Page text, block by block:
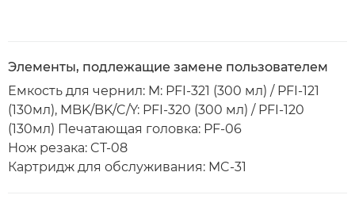
Элементы, подлежащие замене пользователем
Емкость для чернил: M: PFI-321 (300 мл) / PFI-121
(130мл), MBK/BK/C/Y: PFI-320 (300 мл) / PFI-120
(130мл) Печатающая головка: PF-06
Нож резака: CT-08
Картридж для обслуживания: MC-31